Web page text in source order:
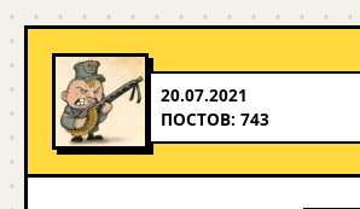
20.07.2021
ПОСТОВ: 743